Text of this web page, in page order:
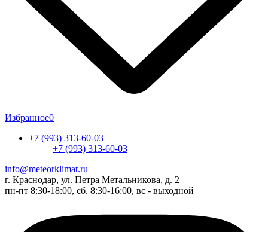
Избранное0
+7 (993) 313-60-03
+7 (993) 313-60-03
info@meteorklimat.ru
г. Краснодар, ул. Петра Метальникова, д. 2
пн-пт 8:30-18:00, сб. 8:30-16:00, вс - выходной